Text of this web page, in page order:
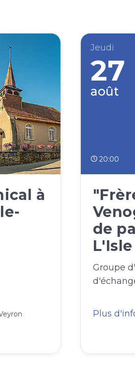
à
Jeudi
27
août
20:00
de
L'Isle
Groupe
Plus